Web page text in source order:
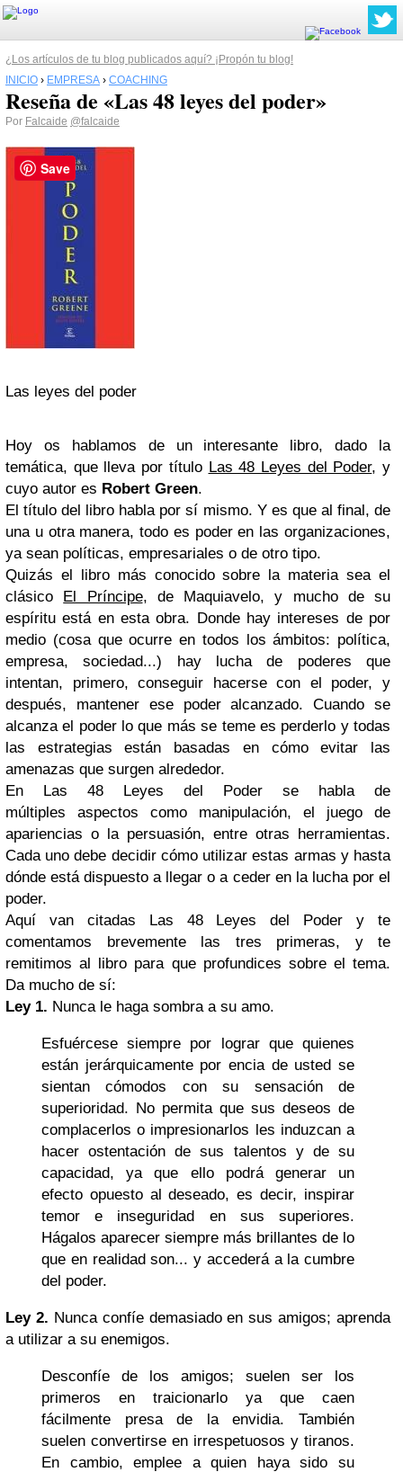
¿Los artículos de tu blog publicados aquí? ¡Propón tu blog!
INICIO › EMPRESA › COACHING
Reseña de «Las 48 leyes del poder»
Por Falcaide @falcaide
Las leyes del poder
Hoy os hablamos de un interesante libro, dado la
temática, que lleva por título Las 48 Leyes del Poder, y
cuyo autor es Robert Green.
El título del libro habla por sí mismo. Y es que al final, de
una u otra manera, todo es poder en las organizaciones,
ya sean políticas, empresariales o de otro tipo.
Quizás el libro más conocido sobre la materia sea el
clásico El Príncipe, de Maquiavelo, y mucho de su
espíritu está en esta obra. Donde hay intereses de por
medio (cosa que ocurre en todos los ámbitos: política,
empresa, sociedad...) hay lucha de poderes que
intentan, primero, conseguir hacerse con el poder, y
después, mantener ese poder alcanzado. Cuando se
alcanza el poder lo que más se teme es perderlo y todas
las estrategias están basadas en cómo evitar las
amenazas que surgen alrededor.
En Las 48 Leyes del Poder se habla de
múltiples aspectos como manipulación, el juego de
apariencias o la persuasión, entre otras herramientas.
Cada uno debe decidir cómo utilizar estas armas y hasta
dónde está dispuesto a llegar o a ceder en la lucha por el
poder.
Aquí van citadas Las 48 Leyes del Poder y te
comentamos brevemente las tres primeras, y te
remitimos al libro para que profundices sobre el tema.
Da mucho de sí:
Ley 1. Nunca le haga sombra a su amo.
Esfuércese siempre por lograr que quienes
están jerárquicamente por encia de usted se
sientan cómodos con su sensación de
superioridad. No permita que sus deseos de
complacerlos o impresionarlos les induzcan a
hacer ostentación de sus talentos y de su
capacidad, ya que ello podrá generar un
efecto opuesto al deseado, es decir, inspirar
temor e inseguridad en sus superiores.
Hágalos aparecer siempre más brillantes de lo
que en realidad son... y accederá a la cumbre
del poder.
Ley 2. Nunca confíe demasiado en sus amigos; aprenda
a utilizar a su enemigos.
Desconfíe de los amigos; suelen ser los
primeros en traicionarlo ya que caen
fácilmente presa de la envidia. También
suelen convertirse en irrespetuosos y tiranos.
En cambio, emplee a quien haya sido su
Save